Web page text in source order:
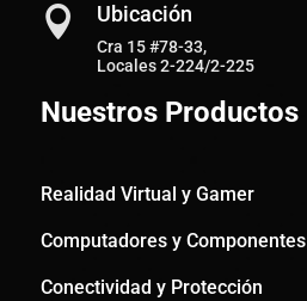
 Ubicación
Cra 15 #78-33,
Locales 2-224/2-225
Nuestros Productos
Realidad Virtual y Gamer
Computadores y Componentes
Conectividad y Protección